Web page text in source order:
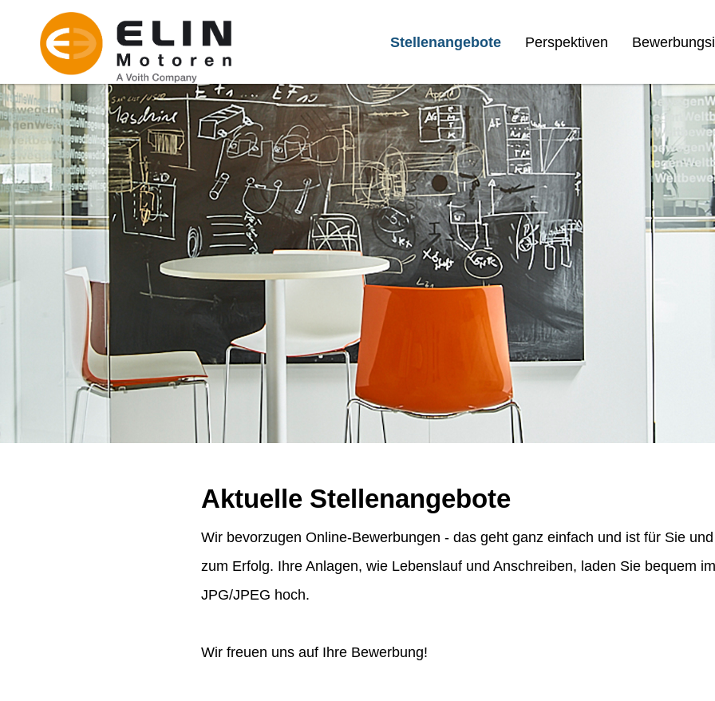
Stellenangebote Perspektiven
Aktuelle Stellenangebote
Wir bevorzugen Online-Bewerbungen - das geht ganz einfach und ist für Sie
zum Erfolg. Ihre Anlagen, wie Lebenslauf und Anschreiben, laden Sie bequem
JPG/JPEG hoch.
Wir freuen uns auf Ihre Bewerbung!